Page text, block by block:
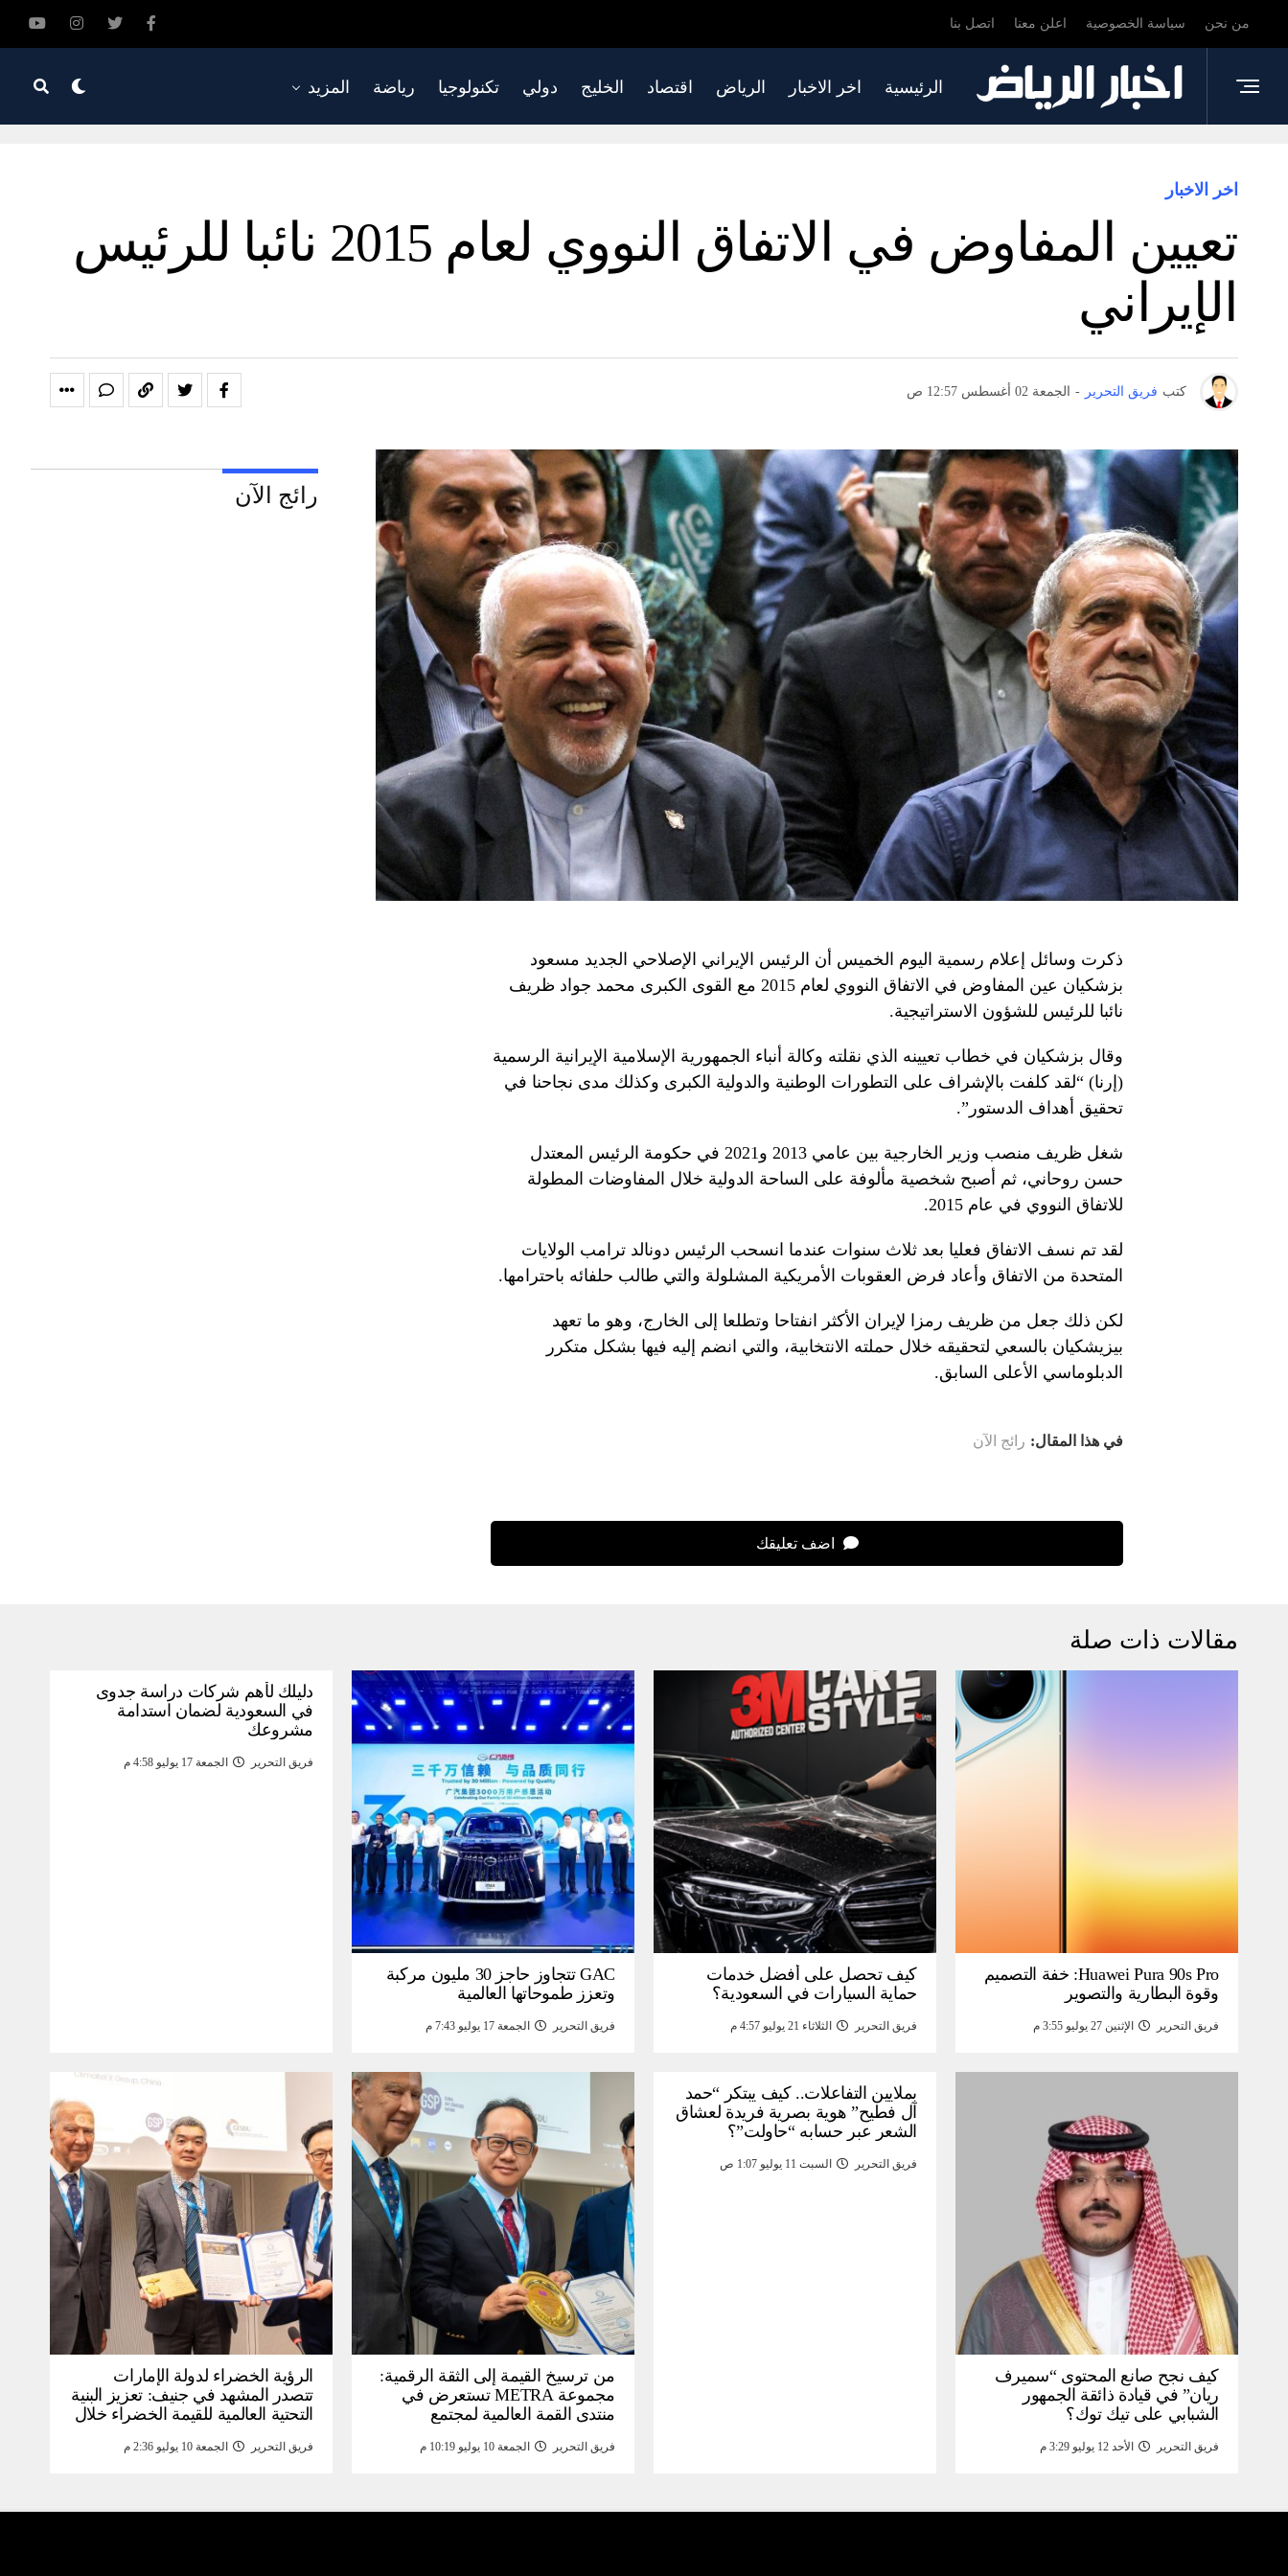
من نحن سياسة الخصوصية اعلن معنا اتصل بنا
الرئيسية اخر الاخبار الرياض اقتصاد الخليج دولي تكنولوجيا رياضة المزيد
اخر الاخبار
تعيين المفاوض في الاتفاق النووي لعام 2015 نائبا للرئيس
الإيراني
كتب فريق التحرير - الجمعة 02 أغسطس 12:57 ص
ذكرت وسائل إعلام رسمية اليوم الخميس أن الرئيس الإيراني الإصلاحي الجديد مسعود
بزشكيان عين المفاوض في الاتفاق النووي لعام 2015 مع القوى الكبرى محمد جواد ظريف
نائبا للرئيس للشؤون الاستراتيجية.
وقال بزشكيان في خطاب تعيينه الذي نقلته وكالة أنباء الجمهورية الإسلامية الإيرانية الرسمية
(إرنا) “لقد كلفت بالإشراف على التطورات الوطنية والدولية الكبرى وكذلك مدى نجاحنا في
تحقيق أهداف الدستور”.
شغل ظريف منصب وزير الخارجية بين عامي 2013 و2021 في حكومة الرئيس المعتدل
حسن روحاني، ثم أصبح شخصية مألوفة على الساحة الدولية خلال المفاوضات المطولة
للاتفاق النووي في عام 2015.
لقد تم نسف الاتفاق فعليا بعد ثلاث سنوات عندما انسحب الرئيس دونالد ترامب الولايات
المتحدة من الاتفاق وأعاد فرض العقوبات الأمريكية المشلولة والتي طالب حلفائه باحترامها.
لكن ذلك جعل من ظريف رمزا لإيران الأكثر انفتاحا وتطلعا إلى الخارج، وهو ما تعهد
بيزيشكيان بالسعي لتحقيقه خلال حملته الانتخابية، والتي انضم إليه فيها بشكل متكرر
الدبلوماسي الأعلى السابق.
في هذا المقال: رائج الآن
اضف تعليقك
رائج الآن
مقالات ذات صلة
Huawei Pura 90s Pro: خفة التصميم
وقوة البطارية والتصوير
فريق التحرير الإثنين 27 يوليو 3:55 م
كيف تحصل على أفضل خدمات
حماية السيارات في السعودية؟
فريق التحرير الثلاثاء 21 يوليو 4:57 م
GAC تتجاوز حاجز 30 مليون مركبة
وتعزز طموحاتها العالمية
فريق التحرير الجمعة 17 يوليو 7:43 م
دليلك لأهم شركات دراسة جدوى
في السعودية لضمان استدامة
مشروعك
فريق التحرير الجمعة 17 يوليو 4:58 م
كيف نجح صانع المحتوى “سميرف
ريان” في قيادة ذائقة الجمهور
الشبابي على تيك توك؟
فريق التحرير الأحد 12 يوليو 3:29 م
بملايين التفاعلات.. كيف يبتكر “حمد
آل فطيح” هوية بصرية فريدة لعشاق
الشعر عبر حسابه “حاولت”؟
فريق التحرير السبت 11 يوليو 1:07 ص
من ترسيخ القيمة إلى الثقة الرقمية:
مجموعة METRA تستعرض في
منتدى القمة العالمية لمجتمع
تحتية للأصول الرقمية المدعومة
فريق التحرير الجمعة 10 يوليو 10:19 م
الرؤية الخضراء لدولة الإمارات
تتصدر المشهد في جنيف: تعزيز البنية
التحتية العالمية للقيمة الخضراء خلال
المعلومات WSIS 2026 وقمة “الذكاء
فريق التحرير الجمعة 10 يوليو 2:36 م